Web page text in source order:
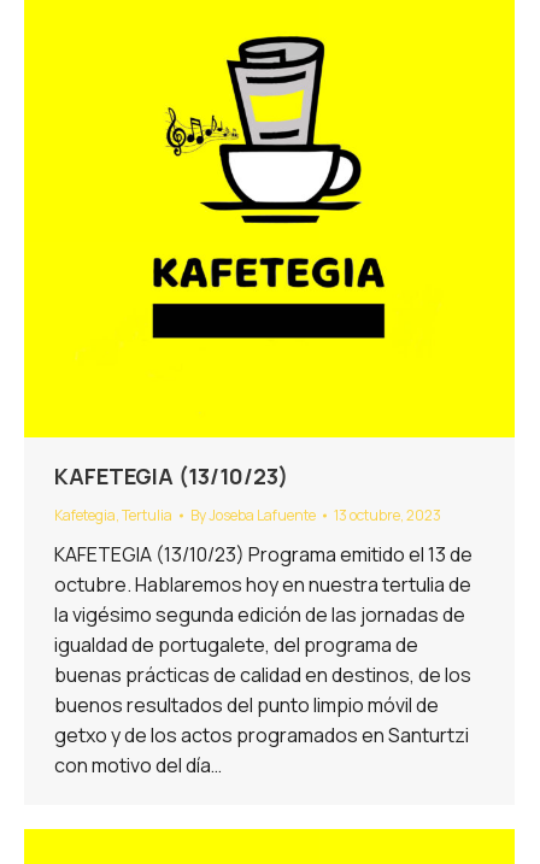
KAFETEGIA (13/10/23)
Kafetegia,Tertulia ByJoseba Lafuente 13 octubre, 2023
KAFETEGIA (13/10/23) Programa emitido el 13 de
octubre. Hablaremos hoy en nuestra tertulia de
la vigésimo segunda edición de las jornadas de
igualdad de portugalete, del programa de
buenas prácticas de calidad en destinos, de los
buenos resultados del punto limpio móvil de
getxo y de los actos programados en Santurtzi
con motivo del día…